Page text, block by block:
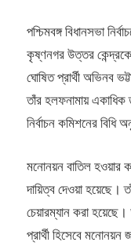
পশ্চিমবঙ্গ বিধানসভা
কৃষ্ণনগর উত্তর কেন্দ্রকে
ঘোষিত প্রার্থী অভিনব
তাঁর হলফনামায়
নির্বাচন কমিশনের বিধি
মনোনয়ন বাতিল হওয়ার
দায়িত্ব দেওয়া হয়েছে।
চেয়ারম্যান করা
প্রার্থী হিসেবে